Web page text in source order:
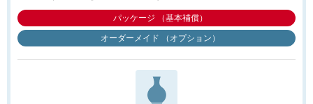
パッケージ （基本補償）
オーダーメイド （オプション）